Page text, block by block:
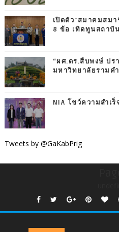
เปิดตัว"สมาคมสม
8 ข้อ เทิดทูนสถาบัน
“ผศ.ดร.สืบพงษ์ ปร
มหาวิทยาลัยรามค
NIA โชว์ความสำเ
Tweets by @GaKabPrig